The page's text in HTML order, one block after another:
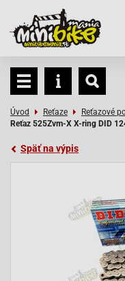
Úvod Reťaze Reťazové
Reťaz 525Zvm-X X-ring DID
Späť na výpis